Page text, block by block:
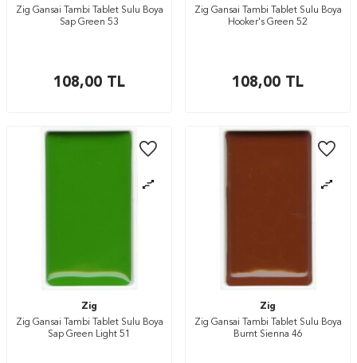
Zig Gansai Tambi Tablet Sulu Boya
Sap Green 53
108,00 TL
Zig Gansai Tambi Tablet Sulu Boya
Hooker's Green 52
108,00 TL
Zig
Zig Gansai Tambi Tablet Sulu Boya
Sap Green Light 51
Zig
Zig Gansai Tambi Tablet Sulu Boya
Burnt Sienna 46